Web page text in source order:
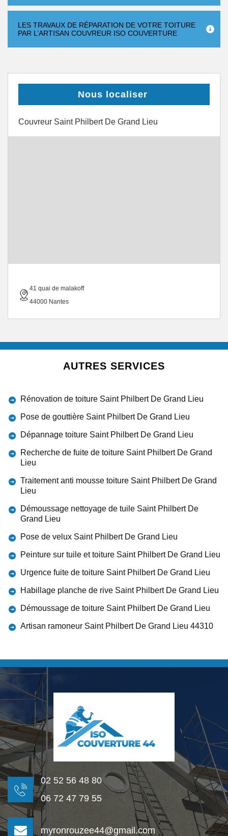
LES TRAVAUX DE RÉPARATION DE VOTRE TOITURE
PAR L’ARTISAN COUVREUR ISO COUVERTURE
Nous localiser
Couvreur Saint Philbert De Grand Lieu
41 quai de malakoff
44000 Nantes
AUTRES SERVICES
Rénovation de toiture Saint Philbert De Grand Lieu
Pose de gouttière Saint Philbert De Grand Lieu
Dépannage toiture Saint Philbert De Grand Lieu
Recherche de fuite de toiture Saint Philbert De Grand
Lieu
Traitement anti mousse toiture Saint Philbert De Grand
Lieu
Démoussage nettoyage de tuile Saint Philbert De
Grand Lieu
Pose de velux Saint Philbert De Grand Lieu
Peinture sur tuile et toiture Saint Philbert De Grand Lieu
Urgence fuite de toiture Saint Philbert De Grand Lieu
Habillage planche de rive Saint Philbert De Grand Lieu
Démoussage de toiture Saint Philbert De Grand Lieu
Artisan ramoneur Saint Philbert De Grand Lieu 44310
02 52 56 48 80
06 72 47 79 55
myronrouzee44@gmail.com